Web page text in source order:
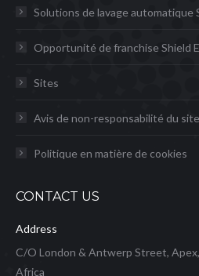
Solutions de lavage automatique
Opportunité de franchise Shield
Sites
Avis de non-responsabilité du
Politique en matière de cookies
CONTACT US
Address
C/O London & Antwerp Street,
Africa